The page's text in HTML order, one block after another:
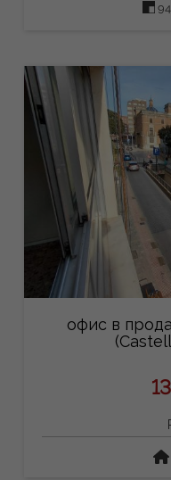
офис в